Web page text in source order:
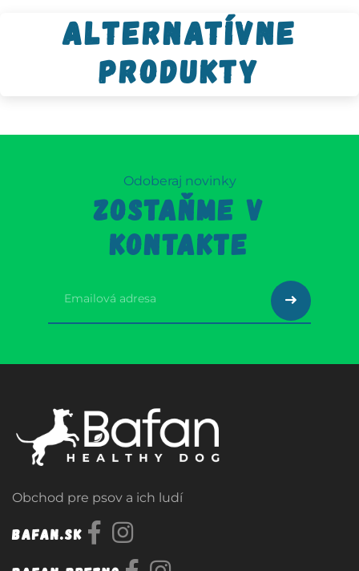
Alternatívne
produkty
Odoberaj novinky
ZOSTAŇME V
KONTAKTE
Obchod pre psov a ich ludí
Bafan.sk